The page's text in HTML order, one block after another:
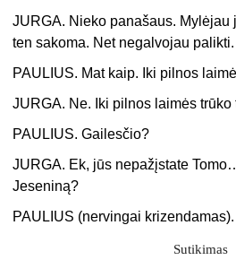
Sutikimas
JURGA. Nieko panašaus. Mylėjau
ten sakoma. Net negalvojau
PAULIUS. Mat kaip. Iki pilnos
JURGA. Ne. Iki pilnos laimės trūko
PAULIUS. Gailesčio?
JURGA. Ek, jūs nepažįstate
Jeseniną?
PAULIUS (nervingai